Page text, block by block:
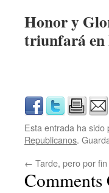
Honor y
triunfará en
Esta entrada ha sido
Republicanos.
← Tarde, pero por fin
Comments